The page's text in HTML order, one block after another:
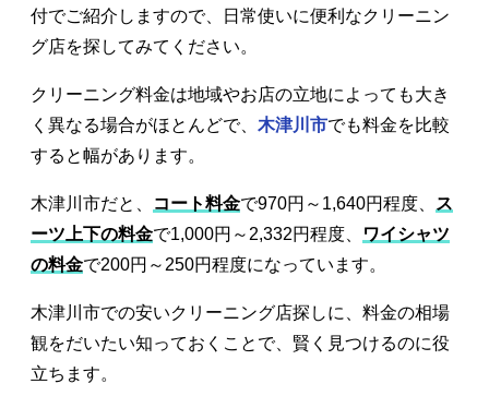
付でご紹介しますので、日常使いに便利なクリーニン
グ店を探してみてください。
クリーニング料金は地域やお店の立地によっても大き
く異なる場合がほとんどで、 木津川市でも料金を比較
すると幅があります。
木津川市だと、 コート料金で970円～1,640円程度、
ス
ーツ上下の料金で1,000円～2,332円程度、
ワイシャツ
の料金で200円～250円程度になっています。
木津川市での安いクリーニング店探しに、料金の相場
観をだいたい知っておくことで、賢く見つけるのに役
立ちます。